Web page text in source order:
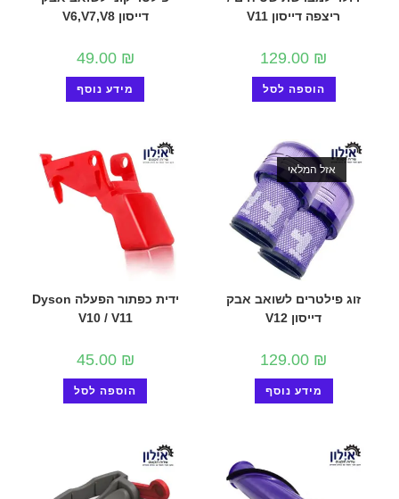
ריצפה דייסון V11
129.00 ₪
הוספה לסל
דייסון V6,V7,V8
49.00 ₪
מידע נוסף
אזל המלאי
זוג פילטרים לשואב אבק
דייסון V12
129.00 ₪
מידע נוסף
ידית כפתור הפעלה Dyson
V10 / V11
45.00 ₪
הוספה לסל